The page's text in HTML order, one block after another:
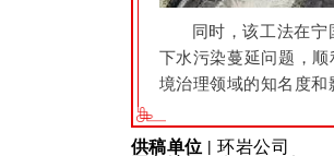
同时，该工法在
下水污染蔓延问题，
境治理领域的知名度和
供稿单位 |
环岩公司